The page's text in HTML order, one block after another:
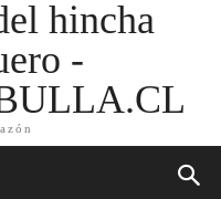
hincha
-